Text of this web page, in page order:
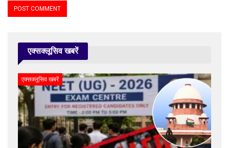
एक्सक्लूसिव खबरें
एक्सक्लूसिव खबरें